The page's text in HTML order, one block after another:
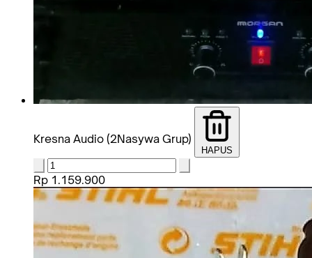
Kresna Audio (2Nasywa Grup)
HAPUS
Rp 1.159.900